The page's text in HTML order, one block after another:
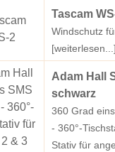
Tascam
Windschutz
[weiterlesen...]
Adam Hall
schwarz
360 Grad
- 360°-
Stativ für